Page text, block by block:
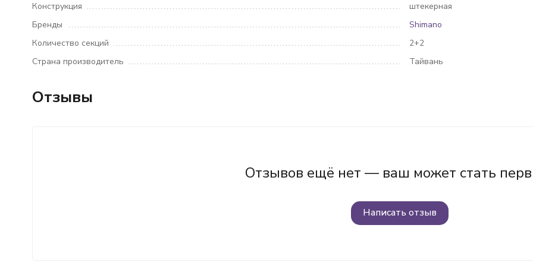
Конструкция
штекерная
Бренды
Shimano
Количество секций
2+2
Страна производитель
Тайвань
Отзывы
Отзывов ещё нет — ваш может стать
Написать отзыв